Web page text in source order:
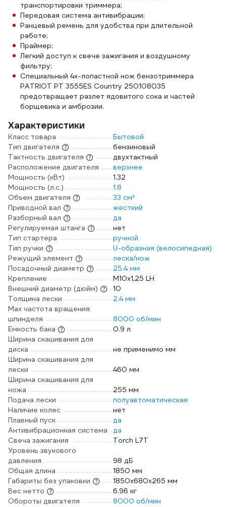
транспортировки триммера;
Передовая система антивибрации;
Ранцевый ремень для удобства при длительной
работе;
Праймер;
Легкий доступ к свече зажигания и воздушному
фильтру;
Специальный 4х-лопастной нож бензотриммера
PATRIOT PT 3555ES Country 250108035
предотвращает разлет ядовитого сока и частей
борщевика и амброзии.
Характеристики
Класс товара
Бытовой
Тип двигателя
бензиновый
Тактность двигателя
двухтактный
Расположение двигателя
верхнее
Мощность (кВт)
1.32
Мощность (л.с.)
1.8
Объем двигателя
33 см³
Приводной вал
жесткий
Разборный вал
да
Регулируемая штанга
нет
Тип стартера
ручной
Тип ручки
U-образная (велосипедная)
Режущий элемент
леска/нож
Посадочный диаметр
25.4 мм
Крепление
М10х1,25 LH
Внешний диаметр (дюйм)
10
Толщина лески
2.4 мм
Max частота вращения
шпинделя
8000 об/мин
Емкость бака
0.9 л
Ширина скашивания для
диска
не применимо мм
Ширина скашивания для
лески
460 мм
Ширина скашивания для
ножа
255 мм
Подача лески
полуавтоматическая
Наличие колес
нет
Плавный пуск
да
Антивибрационная система
да
Свеча зажигания
Torch L7T
Уровень звукового
давления
98 дБ
Общая длина
1850 мм
Габариты без упаковки
1850х680х265 мм
Вес нетто
6.96 кг
Обороты двигателя
8000 об/мин